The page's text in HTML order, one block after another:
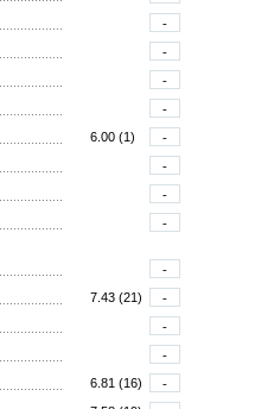
-
-
-
-
6.00 (1)
-
-
-
-
-
7.43 (21)
-
-
-
6.81 (16)
-